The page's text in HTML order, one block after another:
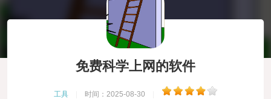
免费科学上网的软件
工具 时间：2025-08-30